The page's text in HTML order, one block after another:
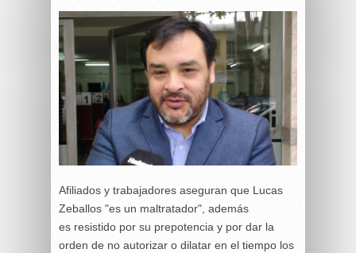
Afiliados y trabajadores aseguran que Lucas
Zeballos "es un maltratador", además
es resistido por su prepotencia y por dar la
orden de no autorizar o dilatar en el tiempo los